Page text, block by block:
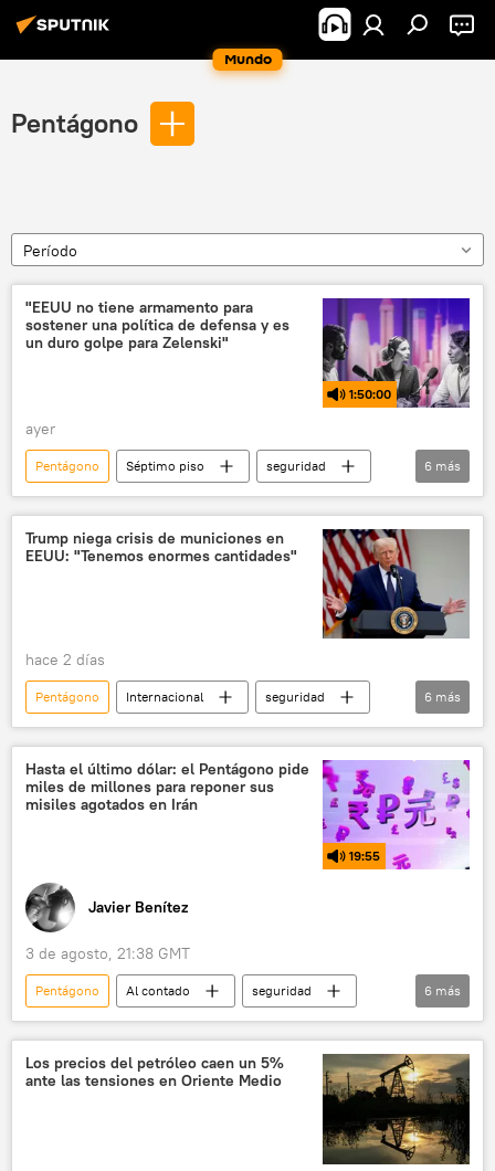
Mundo
Pentágono
Período
"EEUU no tiene armamento para
sostener una política de defensa y es
un duro golpe para Zelenski"
1:50:00
ayer
Pentágono Séptimo piso
seguridad
Volodímir Zelenski
Donald Trump
Japón
EEUU
Ucrania
BRICS
6 más
Trump niega crisis de municiones en
EEUU: "Tenemos enormes cantidades"
hace 2 días
Pentágono Internacional
seguridad
Donald Trump
EEUU
Washington
Truth Social
Irán
THAAD (sistemas antimisiles)
6 más
Hasta el último dólar: el Pentágono pide
miles de millones para reponer sus
misiles agotados en Irán
19:55
Javier Benítez
3 de agosto, 21:38 GMT
Pentágono Al contado
seguridad
Pete Hegseth
Donald Trump
Irán
EEUU
Casa Blanca Tomahawk
6 más
Los precios del petróleo caen un 5%
ante las tensiones en Oriente Medio